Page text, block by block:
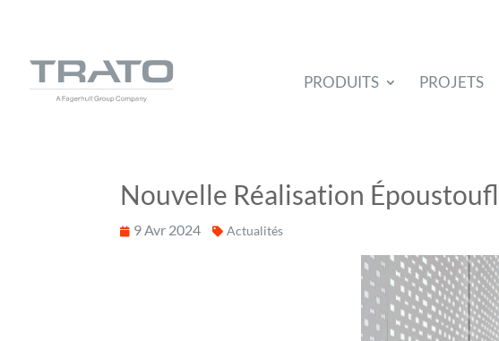
PRODUITS PROJETS
Nouvelle Réalisation
9 Avr 2024 Actualités